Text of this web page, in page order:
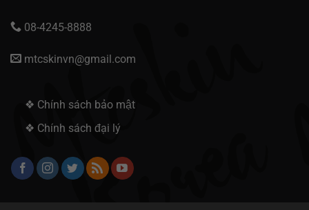
08-4245-8888
mtcskinvn@gmail.com
❖ Chính sách bảo mật
❖ Chính sách đại lý